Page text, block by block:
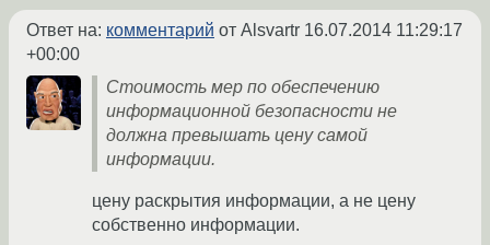
Ответ на: комментарий от Alsvartr 16.07.2014 11:29:17
+00:00
Стоимость мер по обеспечению
информационной безопасности не
должна превышать цену самой
информации.
цену раскрытия информации, а не цену
собственно информации.